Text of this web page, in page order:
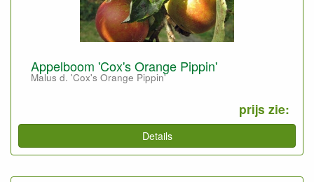
Appelboom 'Cox's Orange Pippin'
Malus d. 'Cox's Orange Pippin'
prijs zie:
Details